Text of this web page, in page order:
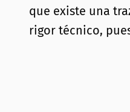
que existe una
rigor técnico,